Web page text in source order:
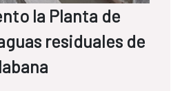
la Planta de
residuales de